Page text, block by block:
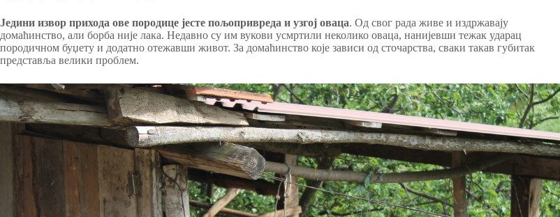
Једини извор прихода ове породице јесте пољопривреда и узгој оваца. Од свог рада живе и издржавају
домаћинство, али борба није лака. Недавно су им вукови усмртили неколико оваца, нанијевши тежак ударац
породичном буџету и додатно отежавши живот. За домаћинство које зависи од сточарства, сваки такав губитак
представља велики проблем.